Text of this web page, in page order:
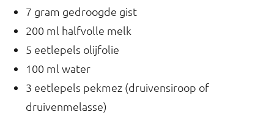
7 gram gedroogde gist
200 ml halfvolle melk
5 eetlepels olijfolie
100 ml water
3 eetlepels pekmez (druivensiroop of
druivenmelasse)